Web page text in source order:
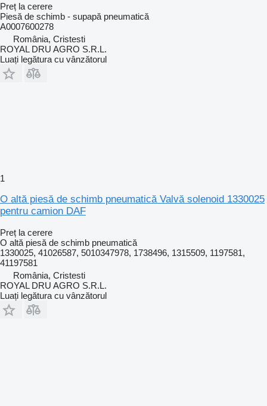
Preț la cerere
Piesă de schimb - supapă pneumatică
A0007600278
România, Cristesti
ROYAL DRU AGRO S.R.L.
Luați legătura cu vânzătorul
1
O altă piesă de schimb pneumatică Valvă solenoid 1330025
pentru camion DAF
Preț la cerere
O altă piesă de schimb pneumatică
1330025, 41026587, 5010347978, 1738496, 1315509, 1197581,
41197581
România, Cristesti
ROYAL DRU AGRO S.R.L.
Luați legătura cu vânzătorul